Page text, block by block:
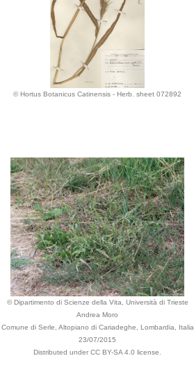
© Hortus Botanicus Catinensis - Herb. sheet 072892
© Dipartimento di Scienze della Vita, Università di Trieste
Andrea Moro
Comune di Serle, Altopiano di Cariadeghe, Lombardia, Italia
23/07/2015
Distributed under CC BY-SA 4.0 license.